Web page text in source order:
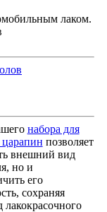
лаком.
набора для
царапин позволяет
внешний вид
но и
его
сохраняя